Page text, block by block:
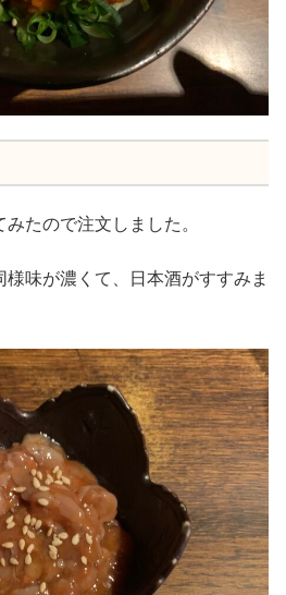
たので注文しました。
味が濃くて、日本酒がすすみま